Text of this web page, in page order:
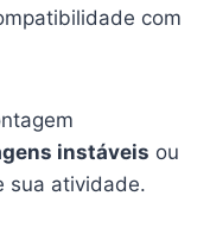
com
instáveis ou
sua atividade.